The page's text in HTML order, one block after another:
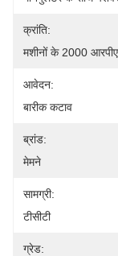
क्रांति:
मशीनों के 2000
आवेदन:
बारीक कटाव
ब्रांड:
मेमने
सामग्री:
टीसीटी
ग्रेड: